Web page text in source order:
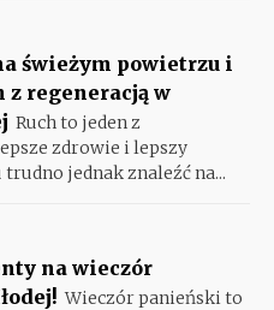
świeżym powietrzu i
z regeneracją w
Ruch to jeden z
zdrowie i lepszy
jednak znaleźć na...
na wieczór
Wieczór panieński to